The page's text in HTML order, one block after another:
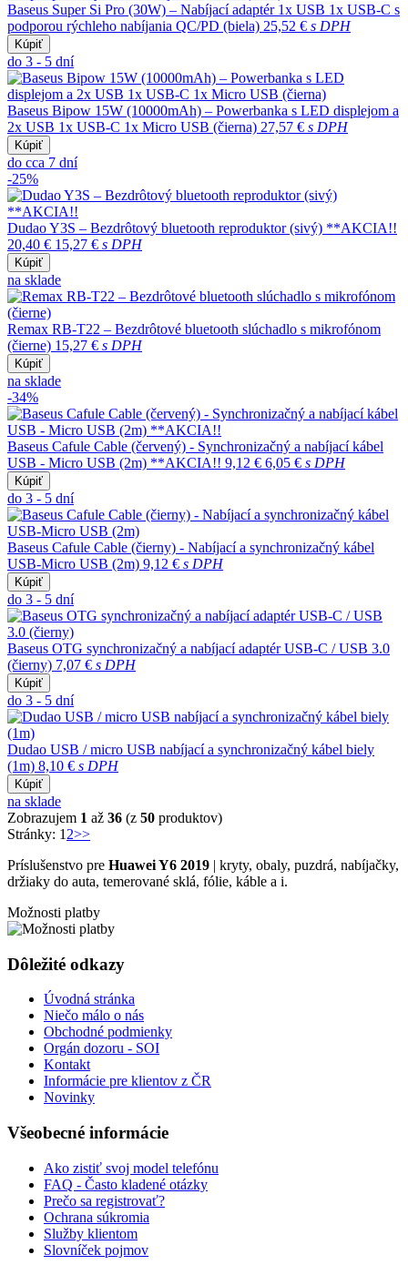
Baseus Super Si Pro (30W) – Nabíjací adaptér 1x USB 1x USB-C s
podporou rýchleho nabíjania QC/PD (biela) 25,52 € s DPH
Kúpiť
do 3 - 5 dní
Baseus Bipow 15W (10000mAh) – Powerbanka s LED displejom a
2x USB 1x USB-C 1x Micro USB (čierna) 27,57 € s DPH
Kúpiť
do cca 7 dní
-25%
Dudao Y3S – Bezdrôtový bluetooth reproduktor (sivý) **AKCIA!!
20,40 € 15,27 € s DPH
Kúpiť
na sklade
Remax RB-T22 – Bezdrôtové bluetooth slúchadlo s mikrofónom
(čierne) 15,27 € s DPH
Kúpiť
na sklade
-34%
Baseus Cafule Cable (červený) - Synchronizačný a nabíjací kábel
USB - Micro USB (2m) **AKCIA!! 9,12 € 6,05 € s DPH
Kúpiť
do 3 - 5 dní
Baseus Cafule Cable (čierny) - Nabíjací a synchronizačný kábel
USB-Micro USB (2m) 9,12 € s DPH
Kúpiť
do 3 - 5 dní
Baseus OTG synchronizačný a nabíjací adaptér USB-C / USB 3.0
(čierny) 7,07 € s DPH
Kúpiť
do 3 - 5 dní
Dudao USB / micro USB nabíjací a synchronizačný kábel biely
(1m) 8,10 € s DPH
Kúpiť
na sklade
Zobrazujem 1 až 36 (z 50 produktov)
Stránky: 1 2>>
Príslušenstvo pre Huawei Y6 2019 | kryty, obaly, puzdrá, nabíjačky,
držiaky do auta, temerované sklá, fólie, káble a i.
Možnosti platby
Dôležité odkazy
Úvodná stránka
Niečo málo o nás
Obchodné podmienky
Orgán dozoru - SOI
Kontakt
Informácie pre klientov z ČR
Novinky
Všeobecné informácie
Ako zistiť svoj model telefónu
FAQ - Často kladené otázky
Prečo sa registrovať?
Ochrana súkromia
Služby klientom
Slovníček pojmov